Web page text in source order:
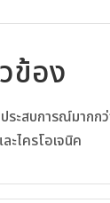
ข้อง
สบการณ์มากกว่
ะไครโอเจนิค